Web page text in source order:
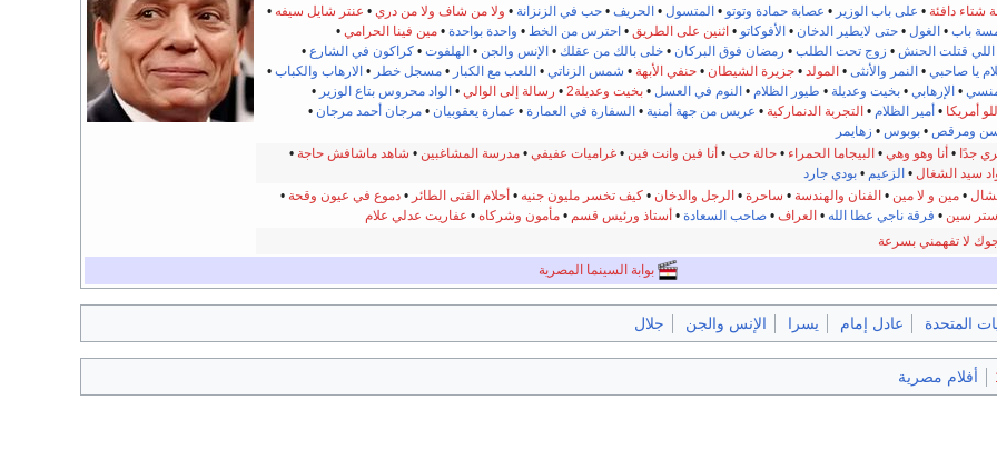
شتاء دافئة • على باب الوزير • عصابة حمادة وتوتو •المتسول •الحريف •حب في الزنزانة • ولا من شاف ولا من دري • عنتر شايل سيفه •
باب •الغول •حتى لايطير الدخان •الأفوكاتو •اثنين على الطريق •احترس من الخط • واحدة بواحدة •مين فينا الحرامي •
اللي قتلت الحنش • زوج تحت الطلب • رمضان فوق البركان •خلى بالك من عقلك •الإنس والجن •الهلفوت •كراكون في الشارع •
يا صاحبي •النمر والأنثى •المولد •جزيرة الشيطان •حنفي الأبهة • شمس الزناتي •اللعب مع الكبار •مسجل خطر •الارهاب والكباب •
•الإرهابي •بخيت وعديلة • طيور الظلام •النوم في العسل •بخيت وعديلة2 • رسالة إلى الوالي •الواد محروس بتاع الوزير •
أمريكا •أمير الظلام •التجربة الدنماركية • عريس من جهة أمنية •السفارة في العمارة • عمارة يعقوبيان •مرجان أحمد مرجان •
ومرقص •بوبوس • زهايمر
جدًا •أنا وهو وهي •البيجاما الحمراء •حالة حب •أنا فين وانت فين •غراميات عفيفي •مدرسة المشاغبين • شاهد ماشافش حاجة •
سيد الشغال •الزعيم •بودي جارد
•مين و لا مين •الفنان والهندسة • ساحرة •الرجل والدخان •كيف تخسر مليون جنيه •أحلام الفتى الطائر •دموع في عيون وقحة •
سين • فرقة ناجي عطا الله •العراف •صاحب السعادة •أستاذ ورئيس قسم •مأمون وشركاه • عفاريت عدلي علام
لا تفهمني بسرعة
بوابة السينما المصرية
المتحدة عادل إمام يسرا الإنس والجن جلال
أفلام مصرية